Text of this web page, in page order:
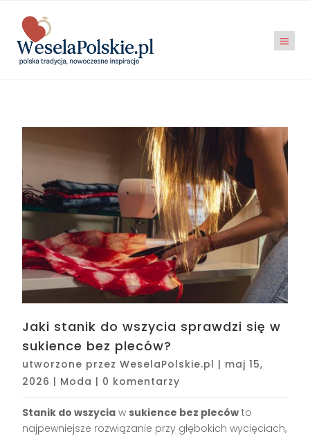
Jaki stanik do wszycia sprawdzi się w
sukience bez pleców?
utworzone przezWeselaPolskie.pl | maj 15,
2026 | Moda | 0 komentarzy
Stanik do wszycia w sukience bez pleców to
najpewniejsze rozwiązanie przy głębokich wycięciach,